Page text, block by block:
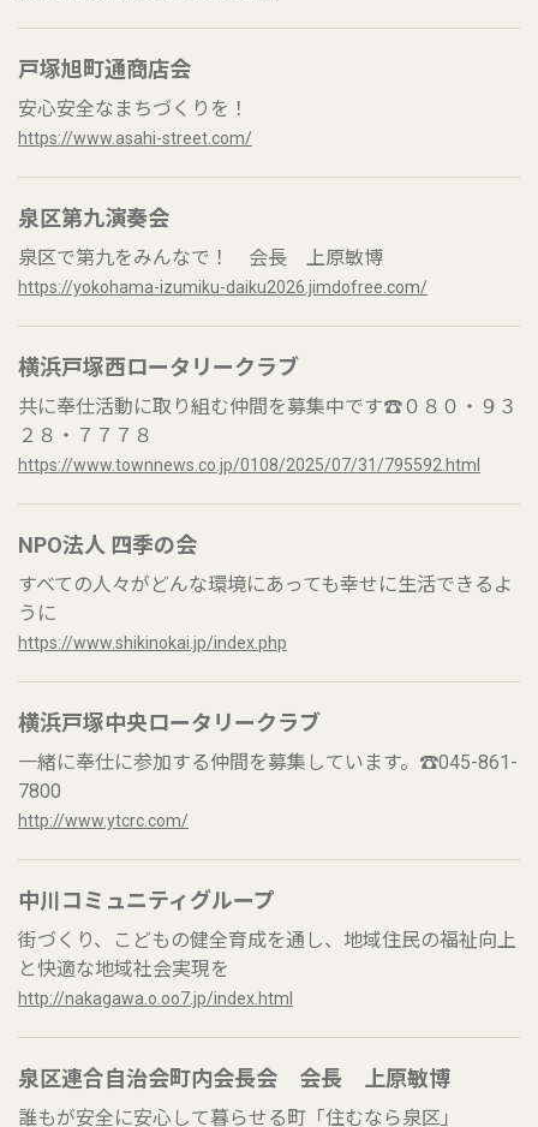
戸塚旭町通商店会
安心安全なまちづくりを！
https://www.asahi-street.com/
泉区第九演奏会
泉区で第九をみんなで！ 会長 上原敏博
https://yokohama-izumiku-daiku2026.jimdofree.com/
横浜戸塚西ロータリークラブ
共に奉仕活動に取り組む仲間を募集中です☎０８０・９３
２８・７７７８
https://www.townnews.co.jp/0108/2025/07/31/795592.html
NPO法人 四季の会
すべての人々がどんな環境にあっても幸せに生活できるよ
うに
https://www.shikinokai.jp/index.php
横浜戸塚中央ロータリークラブ
一緒に奉仕に参加する仲間を募集しています。☎045-861-
7800
http://www.ytcrc.com/
中川コミュニティグループ
街づくり、こどもの健全育成を通し、地域住民の福祉向上
と快適な地域社会実現を
http://nakagawa.o.oo7.jp/index.html
泉区連合自治会町内会長会 会長 上原敏博
誰もが安全に安心して暮らせる町「住むなら泉区」